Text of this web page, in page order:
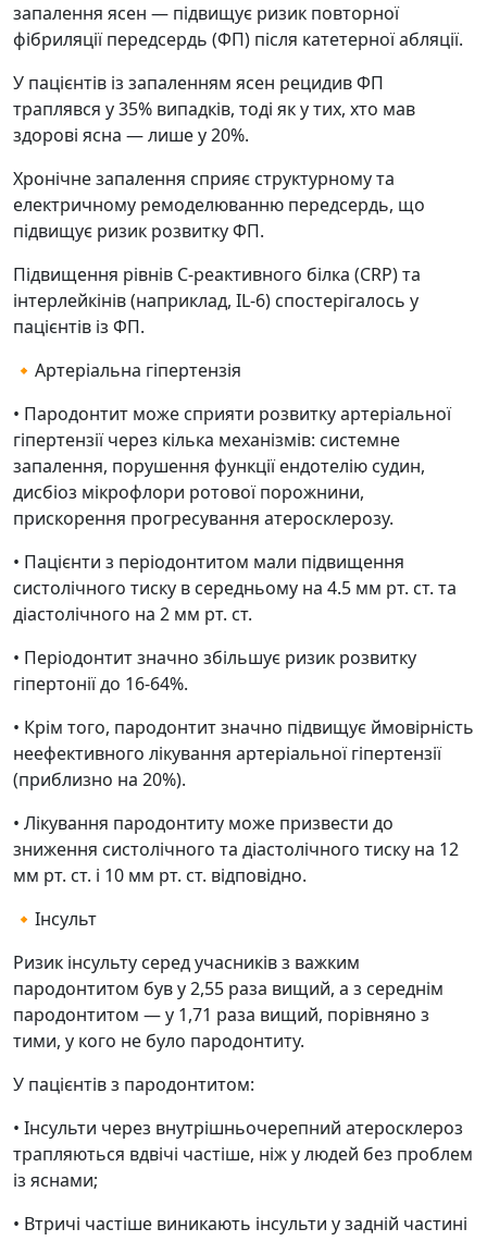
запалення ясен — підвищує ризик повторної
фібриляції передсердь (ФП) після катетерної абляції.
У пацієнтів із запаленням ясен рецидив ФП
траплявся у 35% випадків, тоді як у тих, хто мав
здорові ясна — лише у 20%.
Хронічне запалення сприяє структурному та
електричному ремоделюванню передсердь, що
підвищує ризик розвитку ФП.
Підвищення рівнів С-реактивного білка (CRP) та
інтерлейкінів (наприклад, IL-6) спостерігалось у
пацієнтів із ФП.
🔸Артеріальна гіпертензія
• Пародонтит може сприяти розвитку артеріальної
гіпертензії через кілька механізмів: системне
запалення, порушення функції ендотелію судин,
дисбіоз мікрофлори ротової порожнини,
прискорення прогресування атеросклерозу.
• Пацієнти з періодонтитом мали підвищення
систолічного тиску в середньому на 4.5 мм рт. ст. та
діастолічного на 2 мм рт. ст.
• Періодонтит значно збільшує ризик розвитку
гіпертонії до 16-64%.
• Крім того, пародонтит значно підвищує ймовірність
неефективного лікування артеріальної гіпертензії
(приблизно на 20%).
• Лікування пародонтиту може призвести до
зниження систолічного та діастолічного тиску на 12
мм рт. ст. і 10 мм рт. ст. відповідно.
🔸Інсульт
Ризик інсульту серед учасників з важким
пародонтитом був у 2,55 раза вищий, а з середнім
пародонтитом — у 1,71 раза вищий, порівняно з
тими, у кого не було пародонтиту.
У пацієнтів з пародонтитом:
• Інсульти через внутрішньочерепний атеросклероз
трапляються вдвічі частіше, ніж у людей без проблем
із яснами;
• Втричі частіше виникають інсульти у задній частині